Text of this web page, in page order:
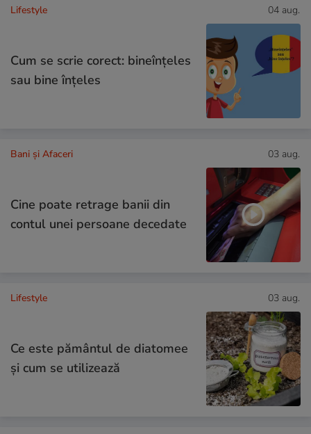
Lifestyle 04 aug.
Cum se scrie corect: bineînțeles
sau bine înțeles
Bani și Afaceri 03 aug.
Cine poate retrage banii din
contul unei persoane decedate
Lifestyle 03 aug.
Ce este pământul de diatomee
și cum se utilizează